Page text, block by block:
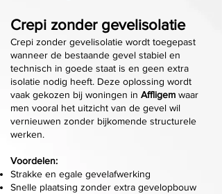
Crepi zonder gevelisolatie
Crepi zonder gevelisolatie wordt toegepast
wanneer de bestaande gevel stabiel en
technisch in goede staat is en geen extra
isolatie nodig heeft. Deze oplossing wordt
vaak gekozen bij woningen in Affligem waar
men vooral het uitzicht van de gevel wil
vernieuwen zonder bijkomende structurele
werken.
Voordelen:
Strakke en egale gevelafwerking
Snelle plaatsing zonder extra gevelopbouw